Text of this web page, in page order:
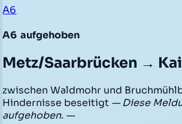
A6
A6 aufgehoben
Metz/Saarbrücken →
zwischen Waldmohr und
Hindernisse beseitigt — Diese
aufgehoben. —